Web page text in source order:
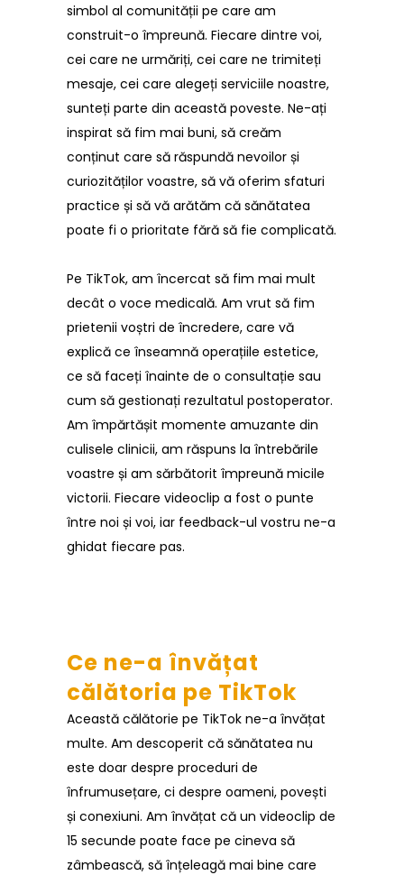
simbol al comunității pe care am
construit-o împreună. Fiecare dintre voi,
cei care ne urmăriți, cei care ne trimiteți
mesaje, cei care alegeți serviciile noastre,
sunteți parte din această poveste. Ne-ați
inspirat să fim mai buni, să creăm
conținut care să răspundă nevoilor și
curiozităților voastre, să vă oferim sfaturi
practice și să vă arătăm că sănătatea
poate fi o prioritate fără să fie complicată.
Pe TikTok, am încercat să fim mai mult
decât o voce medicală. Am vrut să fim
prietenii voștri de încredere, care vă
explică ce înseamnă operațiile estetice,
ce să faceți înainte de o consultație sau
cum să gestionați rezultatul postoperator.
Am împărtășit momente amuzante din
culisele clinicii, am răspuns la întrebările
voastre și am sărbătorit împreună micile
victorii. Fiecare videoclip a fost o punte
între noi și voi, iar feedback-ul vostru ne-a
ghidat fiecare pas.
Ce ne-a învățat
călătoria pe TikTok
Această călătorie pe TikTok ne-a învățat
multe. Am descoperit că sănătatea nu
este doar despre proceduri de
înfrumusețare, ci despre oameni, povești
și conexiuni. Am învățat că un videoclip de
15 secunde poate face pe cineva să
zâmbească, să înțeleagă mai bine care